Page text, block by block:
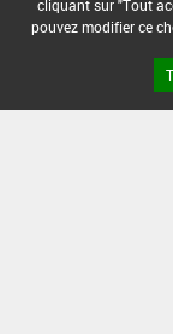
cliquant sur "Tout
pouvez modifier ce